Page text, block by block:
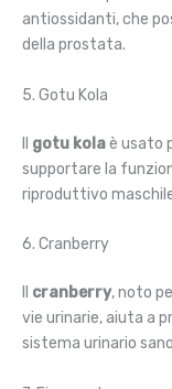
antiossidanti, che
della prostata.
5. Gotu Kola
gotu kolaè usato
supportare la
riproduttivo
6. Cranberry
cranberry, noto
vie urinarie, aiuta a
sistema urinario